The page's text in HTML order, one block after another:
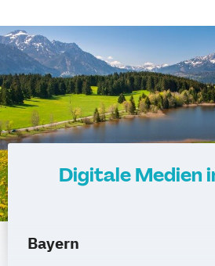
Digitale Medien
Bayern